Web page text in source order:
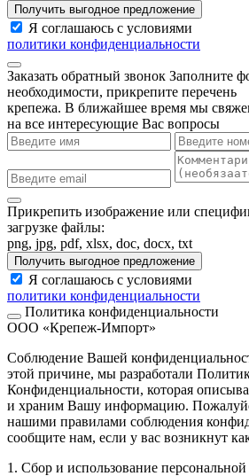
Получить выгодное предложение
Я соглашаюсь с условиями
политики конфиденциальности
Заказать обратный звонок Заполните
необходимости, прикрепите перечень
крепежа. В ближайшее время мы
на все интересующие Вас вопросы
Прикрепить изображение или
загрузке файлы:
png, jpg, pdf, xlsx, doc, docx, txt
Получить выгодное предложение
Я соглашаюсь с условиями
политики конфиденциальности
Политика конфиденциальности
ООО «Крепеж-Импорт»
Соблюдение Вашей
этой причине, мы разработали
Конфиденциальности, которая
и храним Вашу информацию.
нашими правилами соблюдения
сообщите нам, если у вас возникнут
1. Сбор и использование